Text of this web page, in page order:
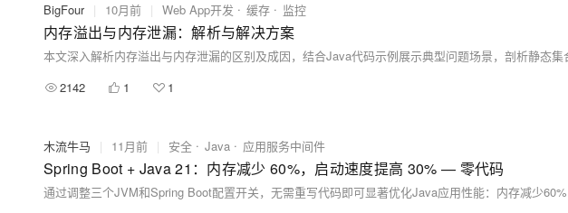
BigFour | 10月前 | Web App开发 缓存 监控
内存溢出与内存泄漏：解析与解决方案
2142
1 1
木流牛马 | 11月前 | 安全 Java 应用服务中间件
Spring Boot + Java 21：内存减少 60%，启动速度提高 30% — 零代码